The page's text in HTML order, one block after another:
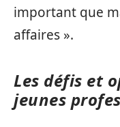
important que
affaires ».
Les défis et
jeunes